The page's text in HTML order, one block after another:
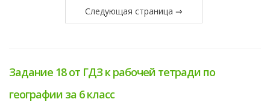
Следующая страница ⇒
Задание 18 от ГДЗ к рабочей тетради по
географии за 6 класс